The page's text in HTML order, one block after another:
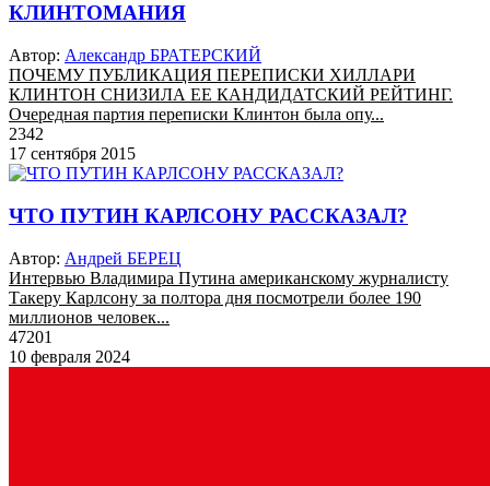
КЛИНТОМАНИЯ
Автор: Александр БРАТЕРСКИЙ
ПОЧЕМУ ПУБЛИКАЦИЯ ПЕРЕПИСКИ ХИЛЛАРИ
КЛИНТОН СНИЗИЛА ЕЕ КАНДИДАТСКИЙ РЕЙТИНГ.
Очередная партия переписки Клинтон была опу...
2342
17 сентября 2015
ЧТО ПУТИН КАРЛСОНУ РАССКАЗАЛ?
Автор: Андрей БЕРЕЦ
Интервью Владимира Путина американскому журналисту
Такеру Карлсону за полтора дня посмотрели более 190
миллионов человек...
47201
10 февраля 2024